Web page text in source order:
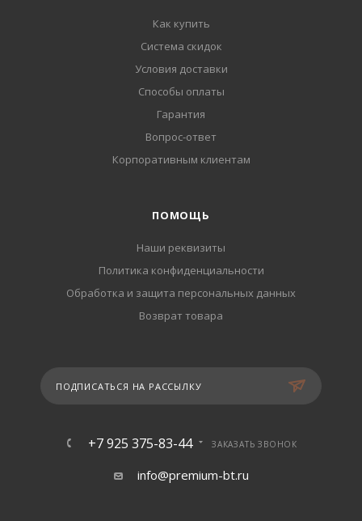
Как купить
Система скидок
Условия доставки
Способы оплаты
Гарантия
Вопрос-ответ
Корпоративным клиентам
ПОМОЩЬ
Наши реквизиты
Политика конфиденциальности
Обработка и защита персональных данных
Возврат товара
ПОДПИСАТЬСЯ НА РАССЫЛКУ
+7 925 375-83-44 ЗАКАЗАТЬ ЗВОНОК
info@premium-bt.ru